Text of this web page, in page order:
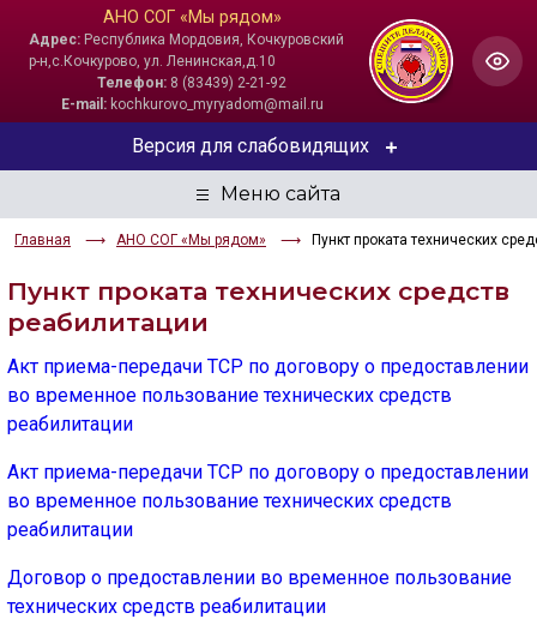
АНО СОГ «Мы рядом»
Адрес: Республика Мордовия, Кочкуровский
р-н,с.Кочкурово, ул. Ленинская,д.10
Телефон: 8 (83439) 2-21-92
E-mail:kochkurovo_myryadom@mail.ru
Главная АНО СОГ «Мы рядом» Пункт проката технических
Версия для слабовидящих
ЦВЕТОВАЯ СХЕМА
Aa Aa Aa
Aa
Скрыть
🔊 Включить озвучивание
Пункт проката технических средств
реабилитации
Акт приема-передачи ТСР по договору о предоставлении
во временное пользование технических средств
реабилитации
Акт приема-передачи ТСР по договору о предоставлении
во временное пользование технических средств
реабилитации
Договор о предоставлении во временное пользование
технических средств реабилитации